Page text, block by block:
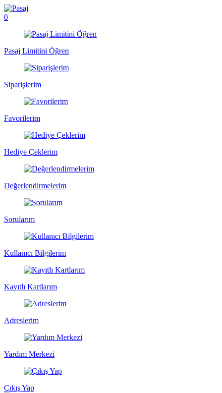
0
Pasaj Limitini Öğren
Siparişlerim
Favorilerim
Hediye Çeklerim
Değerlendirmelerim
Sorularım
Kullanıcı Bilgilerim
Kayıtlı Kartlarım
Adreslerim
Yardım Merkezi
Çıkış Yap